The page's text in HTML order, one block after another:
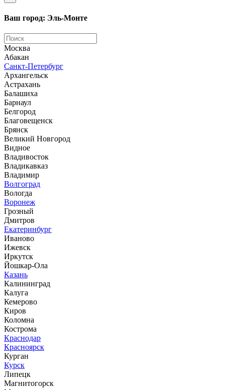
Ваш город: Эль-Монте
Москва
Абакан
Санкт-Петербург
Архангельск
Астрахань
Балашиха
Барнаул
Белгород
Благовещенск
Брянск
Великий Новгород
Видное
Владивосток
Владикавказ
Владимир
Волгоград
Вологда
Воронеж
Грозный
Дмитров
Екатеринбург
Иваново
Ижевск
Иркутск
Йошкар-Ола
Казань
Калининград
Калуга
Кемерово
Киров
Коломна
Кострома
Краснодар
Красноярск
Курган
Курск
Липецк
Магнитогорск